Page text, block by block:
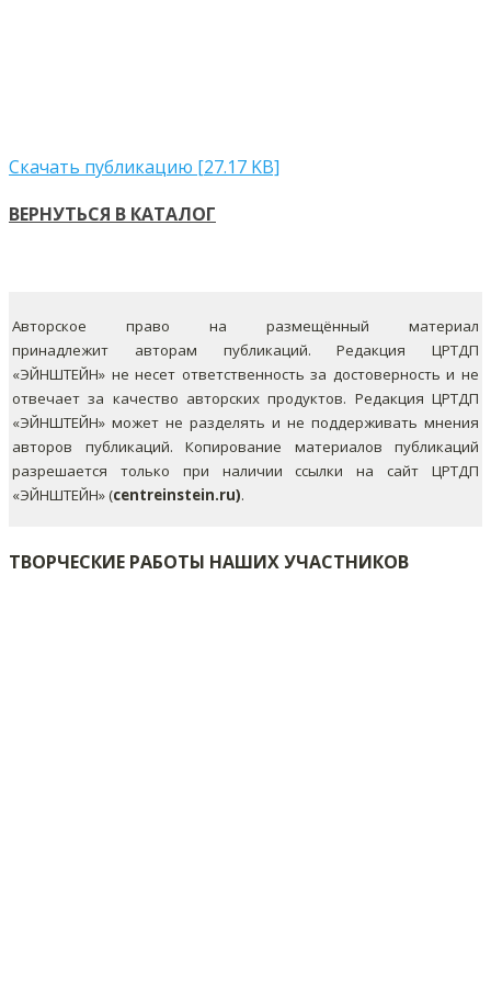
Скачать публикацию [27.17 KB]
ВЕРНУТЬСЯ В КАТАЛОГ
Авторское право на размещённый материал
принадлежит авторам публикаций. Редакция ЦРТДП
«ЭЙНШТЕЙН» не несет ответственность за достоверность и не
отвечает за качество авторских продуктов. Редакция ЦРТДП
«ЭЙНШТЕЙН» может не разделять и не поддерживать мнения
авторов публикаций. Копирование материалов публикаций
разрешается только при наличии ссылки на сайт ЦРТДП
«ЭЙНШТЕЙН» (centreinstein.ru).
ТВОРЧЕСКИЕ РАБОТЫ НАШИХ УЧАСТНИКОВ